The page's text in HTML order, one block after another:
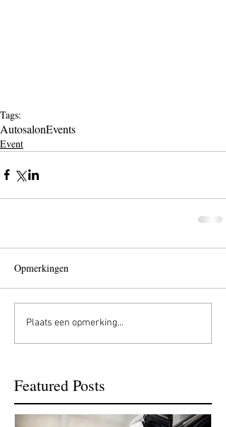
Tags:
AutosalonEvents
Event
Opmerkingen
Plaats een opmerking...
Featured Posts